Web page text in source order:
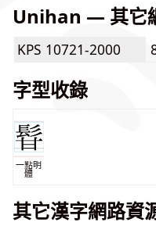
Unihan — 其它
KPS 10721-2000
字型收錄
一點明
體
其它漢字網路資